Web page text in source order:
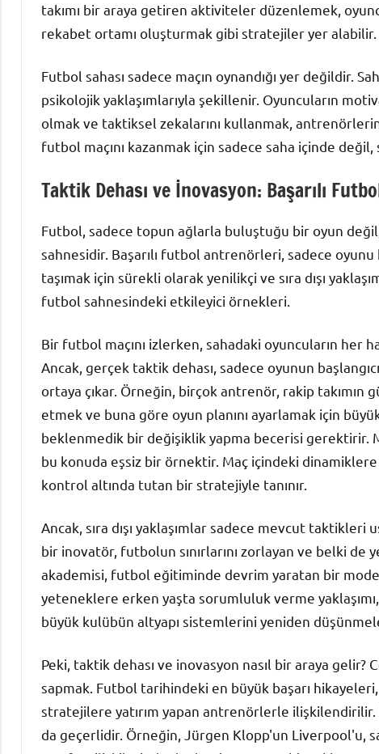
takımı bir araya getiren aktiviteler düzenlemek,
rekabet ortamı oluşturmak gibi stratejiler yer alabilir.
Futbol sahası sadece maçın oynandığı yer değildir.
psikolojik yaklaşımlarıyla şekillenir. Oyuncuların
olmak ve taktiksel zekalarını kullanmak,
futbol maçını kazanmak için sadece saha içinde değil,
Taktik Dehası ve İnovasyon: Başarılı
Futbol, sadece topun ağlarla buluştuğu bir oyun değil,
sahnesidir. Başarılı futbol antrenörleri, sadece oyunu
taşımak için sürekli olarak yenilikçi ve sıra dışı
futbol sahnesindeki etkileyici örnekleri.
Bir futbol maçını izlerken, sahadaki oyuncuların
Ancak, gerçek taktik dehası, sadece oyunun
ortaya çıkar. Örneğin, birçok antrenör, rakip takımın
etmek ve buna göre oyun planını ayarlamak için
beklenmedik bir değişiklik yapma becerisi gerektirir.
bu konuda eşsiz bir örnektir. Maç içindeki
kontrol altında tutan bir stratejiyle tanınır.
Ancak, sıra dışı yaklaşımlar sadece mevcut
bir inovatör, futbolun sınırlarını zorlayan ve belki de
akademisi, futbol eğitiminde devrim yaratan bir
yeteneklere erken yaşta sorumluluk verme
büyük kulübün altyapı sistemlerini yeniden
Peki, taktik dehası ve inovasyon nasıl bir araya
sapmak. Futbol tarihindeki en büyük başarı
stratejilere yatırım yapan antrenörlerle ilişkilendirilir.
da geçerlidir. Örneğin, Jürgen Klopp'un Liverpool'u,